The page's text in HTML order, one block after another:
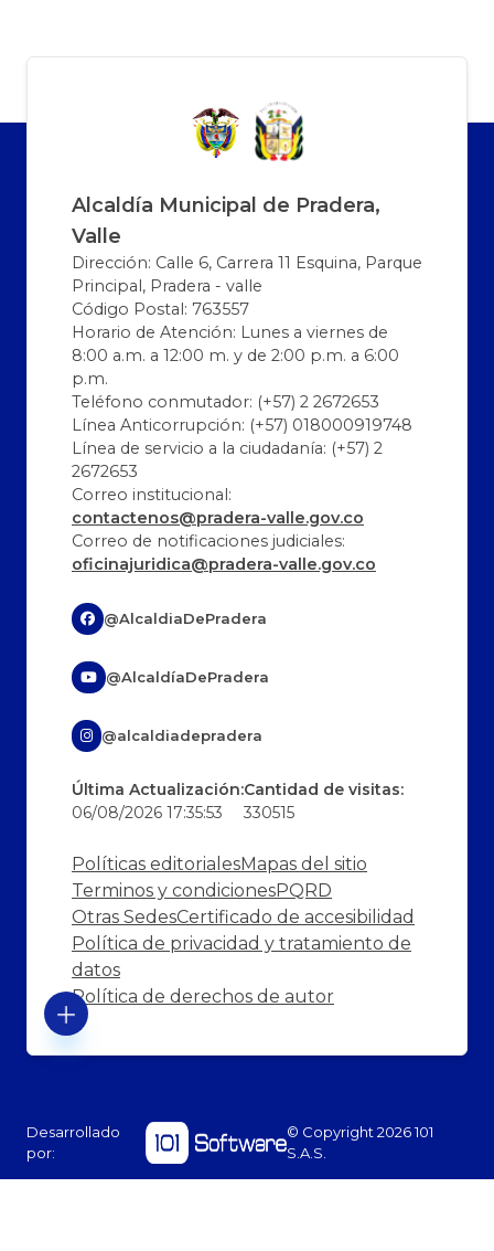
Alcaldía Municipal de Pradera,
Valle
Dirección: Calle 6, Carrera 11 Esquina, Parque
Principal, Pradera - valle
Código Postal: 763557
Horario de Atención: Lunes a viernes de
8:00 a.m. a 12:00 m. y de 2:00 p.m. a 6:00
p.m.
Teléfono conmutador: (+57) 2 2672653
Línea Anticorrupción: (+57) 018000919748
Línea de servicio a la ciudadanía: (+57) 2
2672653
Correo institucional:
contactenos@pradera-valle.gov.co
Correo de notificaciones judiciales:
oficinajuridica@pradera-valle.gov.co
@AlcaldiaDePradera
@AlcaldíaDePradera
@alcaldiadepradera
Última Actualización:
06/08/2026 17:35:53
Cantidad de visitas:
330515
Políticas editorialesMapas del sitio
Terminos y condicionesPQRD
Otras SedesCertificado de accesibilidad
Política de privacidad y tratamiento de
datos
Política de derechos de autor
Desarrollado
por:
© Copyright2026101
S.A.S.